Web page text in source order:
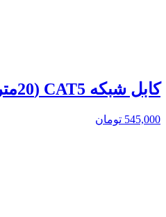
کابل شبکه CAT5 (20متری)
545,000 تومان